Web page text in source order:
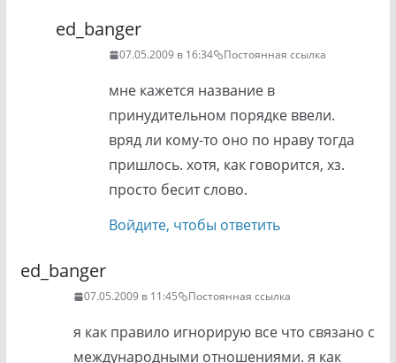
ed_banger
07.05.2009 в 16:34 Постоянная ссылка
мне кажется название в
принудительном порядке ввели.
вряд ли кому-то оно по нраву тогда
пришлось. хотя, как говорится, хз.
просто бесит слово.
Войдите, чтобы ответить
ed_banger
07.05.2009 в 11:45 Постоянная ссылка
я как правило игнорирую все что связано с
международными отношениями. я как